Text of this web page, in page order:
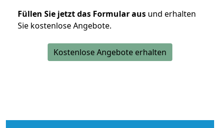
Füllen Sie jetzt das Formular aus und erhalten
Sie kostenlose Angebote.
Kostenlose Angebote erhalten